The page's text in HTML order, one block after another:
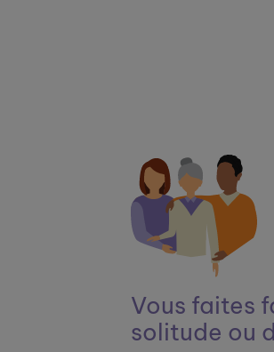
Vous faites
solitude ou